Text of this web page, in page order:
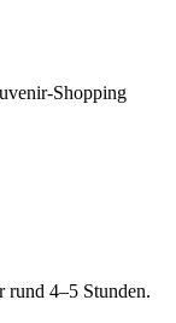
Shopping
4–5 Stunden.